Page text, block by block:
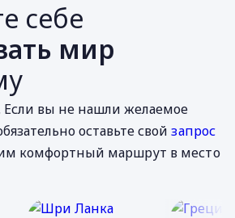
себе
мир
Если вы не нашли желаемое
оставьте свойзапрос
комфортный маршрут в место